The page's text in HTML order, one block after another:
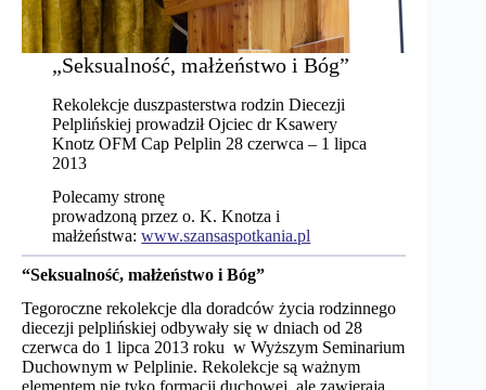
„Seksualność, małżeństwo i Bóg”
Rekolekcje duszpasterstwa rodzin Diecezji
Pelplińskiej prowadził Ojciec dr Ksawery
Knotz OFM Cap Pelplin 28 czerwca – 1 lipca
2013
Polecamy stronę
prowadzoną przez o. K. Knotza i
małżeństwa:www.szansaspotkania.pl
“Seksualność, małżeństwo i Bóg”
Tegoroczne rekolekcje dla doradców życia rodzinnego
diecezji pelplińskiej odbywały się w dniach od 28
czerwca do 1 lipca 2013 roku w Wyższym Seminarium
Duchownym w Pelplinie. Rekolekcje są ważnym
elementem nie tyko formacji duchowej, ale zawierają